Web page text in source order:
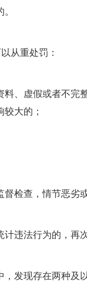
从重处罚：
、虚假或者不完
大的；
检查，情节恶劣
违法行为的，再
发现存在两种及